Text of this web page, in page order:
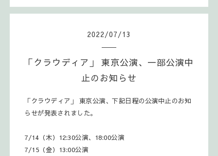
2022/07/13
「クラウディア」 東京公演、一部公演中
止のお知らせ
「クラウディア」 東京公演、下記日程の公演中止のお知
らせが発表されました。
7/14（木）12:30公演、18:00公演
7/15（金）13:00公演